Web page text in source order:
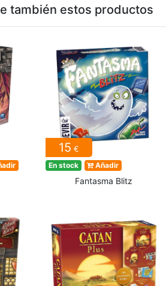
también estos productos
15 €
En stock Añadir
Fantasma Blitz